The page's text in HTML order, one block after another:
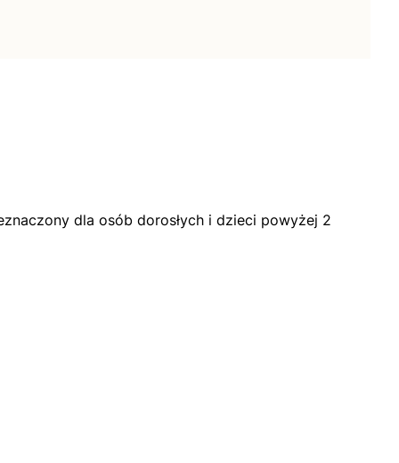
dla osób dorosłych i dzieci powyżej 2